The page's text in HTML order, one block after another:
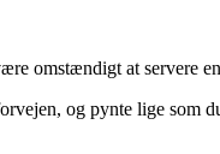
omstændigt at
og pynte lige som